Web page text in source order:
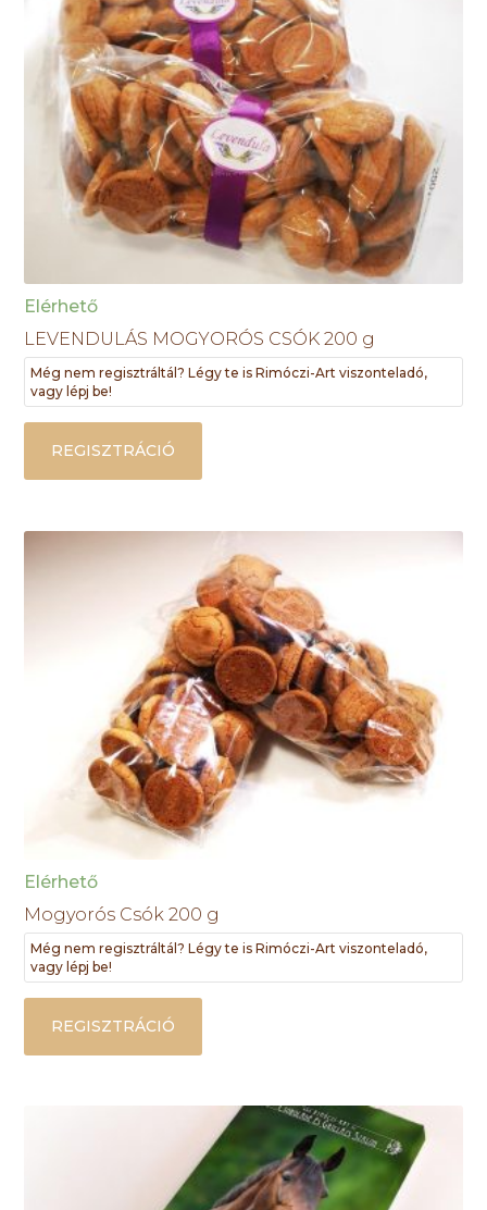
Elérhető
LEVENDULÁS MOGYORÓS CSÓK 200 g
Még nem regisztráltál? Légy te is Rimóczi-Art viszonteladó,
vagy lépj be!
REGISZTRÁCIÓ
Elérhető
Mogyorós Csók 200 g
Még nem regisztráltál? Légy te is Rimóczi-Art viszonteladó,
vagy lépj be!
REGISZTRÁCIÓ